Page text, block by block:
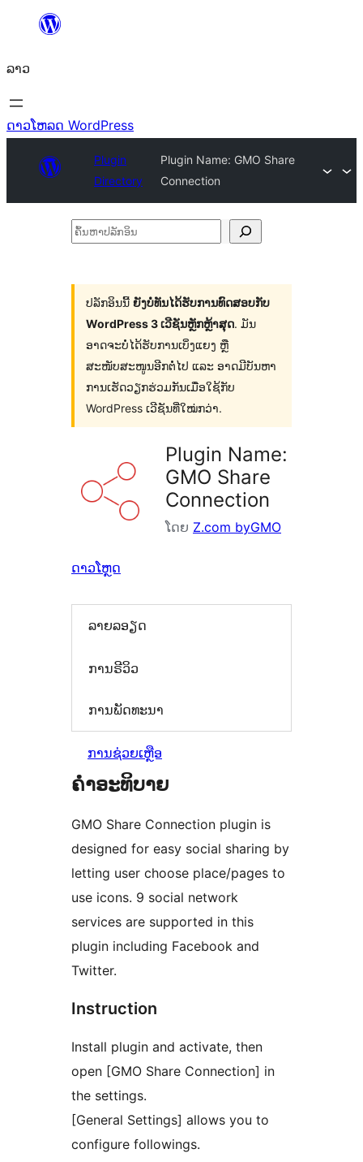
ທີ່
ເນື້ອຫາ
ລາວ
ດາວໂຫລດ WordPress
Plugin
Directory
Plugin Name: GMO Share
Connection
ຄົ້ນ
ລັກ
ອິນ
ປລັກອິນນີ້ ຍັງບໍ່ທັນໄດ້ຮັບການທົດສອບກັບ
WordPress 3 ເວີຊັນຫຼັກຫຼ້າສຸດ. ມັນ
ອາດຈະບໍ່ໄດ້ຮັບການເບິ່ງແຍງ ຫຼື
ສະໜັບສະໜູນອີກຕໍ່ໄປ ແລະ ອາດມີບັນຫາ
ການເຮັດວຽກຮ່ວມກັນເມື່ອໃຊ້ກັບ
WordPress ເວີຊັນທີ່ໃໝ່ກວ່າ.
Plugin Name:
GMO Share
Connection
ໂດຍ Z.com byGMO
ດາວໂຫຼດ
ລາຍລອຽດ
ການຣີວິວ
ການພັດທະນາ
ການຊ່ວຍເຫຼືອ
ຄຳອະທິບາຍ
GMO Share Connection plugin is
designed for easy social sharing by
letting user choose place/pages to
use icons. 9 social network
services are supported in this
plugin including Facebook and
Twitter.
Instruction
Install plugin and activate, then
open [GMO Share Connection] in
the settings.
[General Settings] allows you to
configure followings.